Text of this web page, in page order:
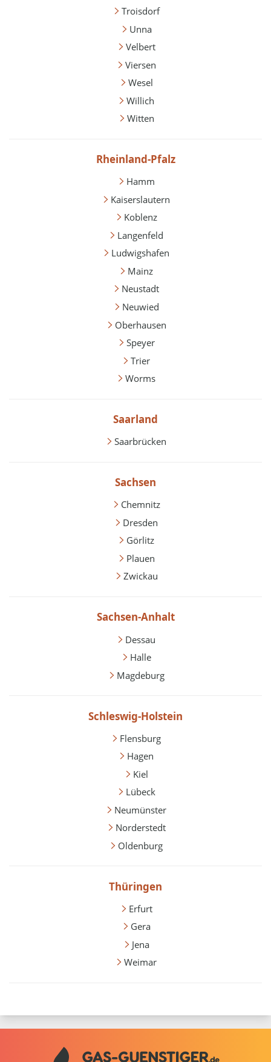
Troisdorf
Unna
Velbert
Viersen
Wesel
Willich
Witten
Rheinland-Pfalz
Hamm
Kaiserslautern
Koblenz
Langenfeld
Ludwigshafen
Mainz
Neustadt
Neuwied
Oberhausen
Speyer
Trier
Worms
Saarland
Saarbrücken
Sachsen
Chemnitz
Dresden
Görlitz
Plauen
Zwickau
Sachsen-Anhalt
Dessau
Halle
Magdeburg
Schleswig-Holstein
Flensburg
Hagen
Kiel
Lübeck
Neumünster
Norderstedt
Oldenburg
Thüringen
Erfurt
Gera
Jena
Weimar